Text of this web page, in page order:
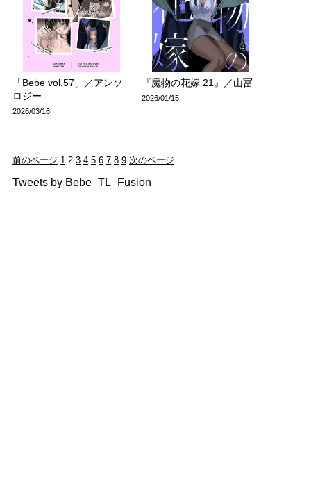
「Bebe vol.57」／アンソ
ロジー
2026/03/16
『魔物の花嫁 21』／山冨
2026/01/15
前のページ 1 2 3 4 5 6 7 8 9 次のページ
Tweets by Bebe_TL_Fusion